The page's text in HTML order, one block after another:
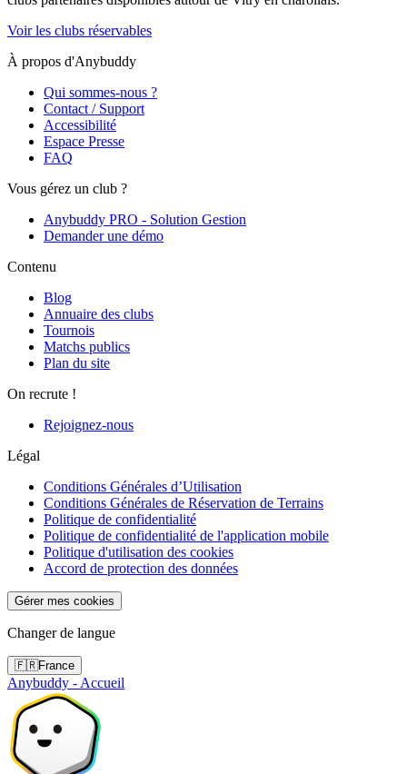
Voir les clubs réservables
À propos d'Anybuddy
Qui sommes-nous ?
Contact / Support
Accessibilité
Espace Presse
FAQ
Vous gérez un club ?
Anybuddy PRO - Solution Gestion
Demander une démo
Contenu
Blog
Annuaire des clubs
Tournois
Matchs publics
Plan du site
On recrute !
Rejoignez-nous
Légal
Conditions Générales d’Utilisation
Conditions Générales de Réservation de Terrains
Politique de confidentialité
Politique de confidentialité de l'application mobile
Politique d'utilisation des cookies
Accord de protection des données
Gérer mes cookies
Changer de langue
🇫🇷France
Anybuddy - Accueil